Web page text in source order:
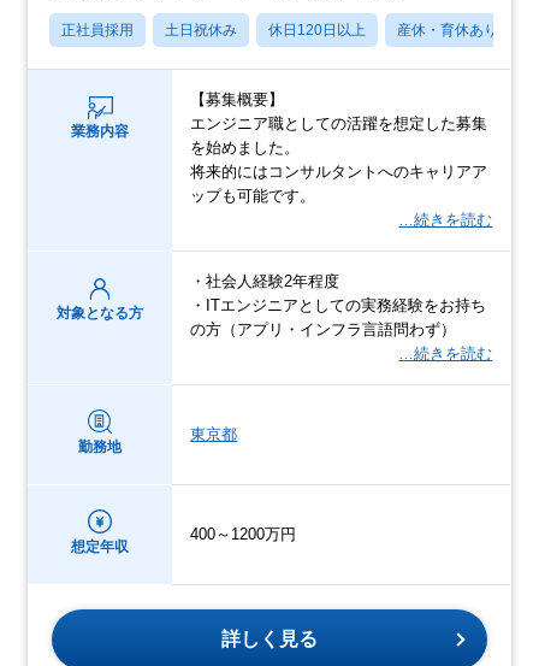
正社員採用 土日祝休み 休日120日以上 産休・育休あり
業務内容
【募集概要】
エンジニア職としての活躍を想定した募集
を始めました。
将来的にはコンサルタントへのキャリアア
ップも可能です。
…続きを読む
対象となる方
・社会人経験2年程度
・ITエンジニアとしての実務経験をお持ち
の方（アプリ・インフラ言語問わず）
…続きを読む
勤務地
東京都
想定年収
400～1200万円
詳しく見る